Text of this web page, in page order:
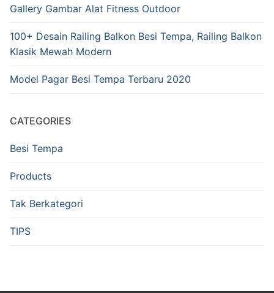
Gallery Gambar Alat Fitness Outdoor
100+ Desain Railing Balkon Besi Tempa, Railing Balkon
Klasik Mewah Modern
Model Pagar Besi Tempa Terbaru 2020
CATEGORIES
Besi Tempa
Products
Tak Berkategori
TIPS